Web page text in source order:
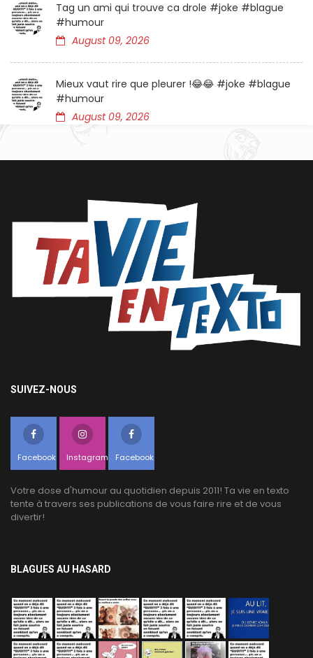
Tag un ami qui trouve ca drole #joke #blague
#humour
August 09, 2026
Mieux vaut rire que pleurer !😂😂 #joke #blague
#humour
August 09, 2026
SUIVEZ-NOUS
Facebook Instagram Facebook
Votre dose d'humour au quotidien depuis 2011! Ta vie en texto
tente à travers ses publications de vous faire rire et de vous
divertir!
BLAGUES AU HASARD